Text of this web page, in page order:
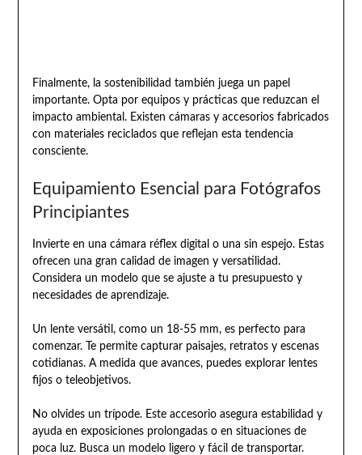
Finalmente, la sostenibilidad también juega un papel
importante. Opta por equipos y prácticas que reduzcan el
impacto ambiental. Existen cámaras y accesorios fabricados
con materiales reciclados que reflejan esta tendencia
consciente.
Equipamiento Esencial para Fotógrafos
Principiantes
Invierte en una cámara réflex digital o una sin espejo. Estas
ofrecen una gran calidad de imagen y versatilidad.
Considera un modelo que se ajuste a tu presupuesto y
necesidades de aprendizaje.
Un lente versátil, como un 18-55 mm, es perfecto para
comenzar. Te permite capturar paisajes, retratos y escenas
cotidianas. A medida que avances, puedes explorar lentes
fijos o teleobjetivos.
No olvides un trípode. Este accesorio asegura estabilidad y
ayuda en exposiciones prolongadas o en situaciones de
poca luz. Busca un modelo ligero y fácil de transportar.